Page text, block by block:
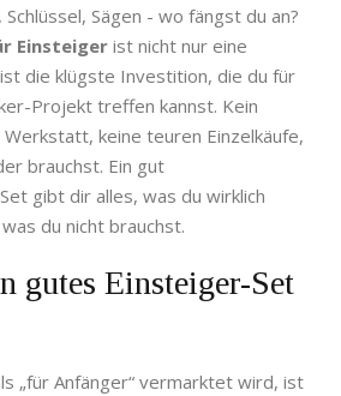
Sägen - wo fängst du an?
Einsteiger ist nicht nur eine
die klügste Investition, die du für
Projekt treffen kannst. Kein
keine teuren Einzelkäufe,
brauchst. Ein gut
gibt dir alles, was du wirklich
du nicht brauchst.
gutes Einsteiger-Set
„für Anfänger“ vermarktet wird, ist